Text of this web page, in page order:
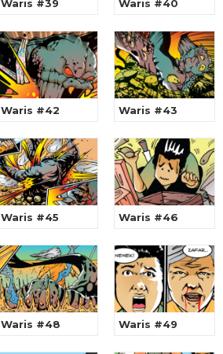
Waris #39 Waris #40
Waris #42 Waris #43
Waris #45 Waris #46
Waris #48 Waris #49